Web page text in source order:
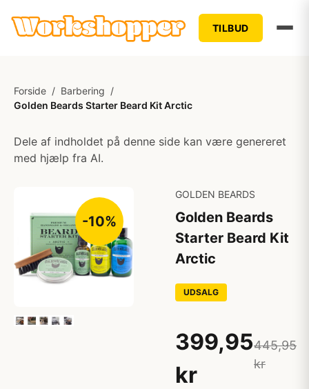
TILBUD
Forside / Barbering /
Golden Beards Starter Beard Kit Arctic
Dele af indholdet på denne side kan være genereret
med hjælp fra AI.
-10%
GOLDEN BEARDS
Golden Beards
Starter Beard Kit
Arctic
UDSALG
399,95
kr
445,95
kr